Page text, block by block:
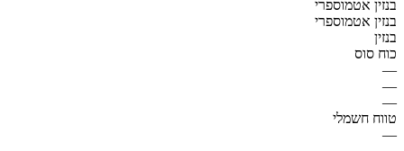
בנזין אטמוספרי
בנזין אטמוספרי
בנזין
כוח סוס
—
—
—
טווח חשמלי
—